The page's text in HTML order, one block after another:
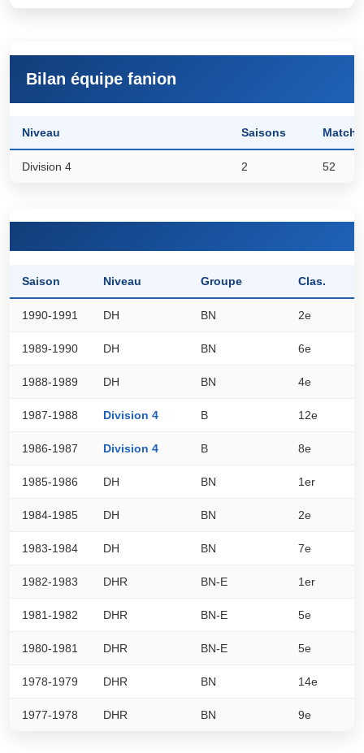
Bilan équipe fanion
Niveau Saisons Matchs
Division 4 2 52
Saison Niveau Groupe Clas.
1990-1991 DH BN 2e
1989-1990 DH BN 6e
1988-1989 DH BN 4e
1987-1988 Division 4 B 12e
1986-1987 Division 4 B 8e
1985-1986 DH BN 1er
1984-1985 DH BN 2e
1983-1984 DH BN 7e
1982-1983 DHR BN-E 1er
1981-1982 DHR BN-E 5e
1980-1981 DHR BN-E 5e
1978-1979 DHR BN 14e
1977-1978 DHR BN 9e